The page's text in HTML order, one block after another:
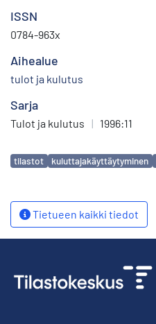
ISSN
0784-963x
Aihealue
tulot ja kulutus
Sarja
Tulot ja kulutus | 1996:11
Avainsanat
tilastot kuluttajakäyttäytyminen
Tietueen kaikki tiedot